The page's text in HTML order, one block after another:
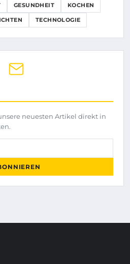
GESUNDHEIT KOCHEN
TECHNOLOGIE
neuesten Artikel direkt in